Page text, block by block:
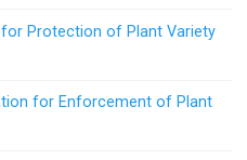
Protection of Plant Variety
for Enforcement of Plant